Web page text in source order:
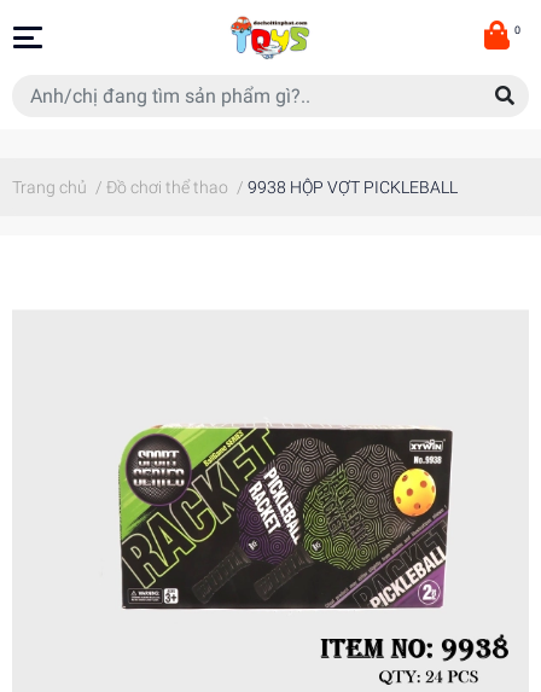
0
Trang chủ / Đồ chơi thể thao / 9938 HỘP VỢT PICKLEBALL